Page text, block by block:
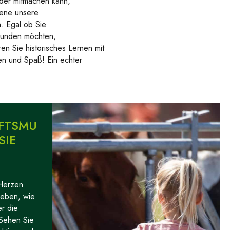
unsere
Egal ob Sie
möchten,
Sie historisches Lernen mit
und Spaß! Ein echter
wie
die
Sie